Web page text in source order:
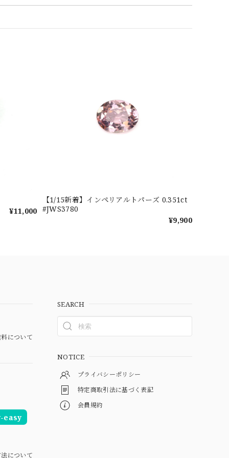
¥11,000
【1/15新着】インペリアルトパーズ 0.351ct
#JWS3780
¥9,900
について
easy
について
SEARCH
NOTICE
プライバシーポリシー
特定商取引法に基づく表記
会員規約